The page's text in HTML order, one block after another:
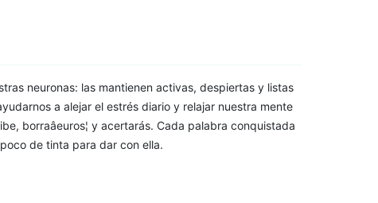
neuronas: las mantienen activas, despiertas y listas
a alejar el estrés diario y relajar nuestra mente
borraâeuros¦ y acertarás. Cada palabra conquistada
de tinta para dar con ella.